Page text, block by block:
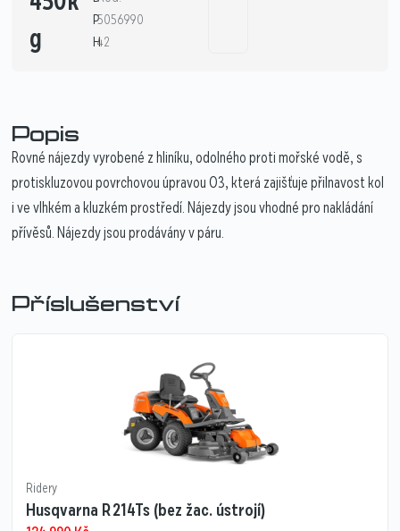
g
P
H
5056990
42
Popis
Rovné nájezdy vyrobené z hliníku, odolného proti mořské vodě, s
protiskluzovou povrchovou úpravou O3, která zajišťuje přilnavost kol
i ve vlhkém a kluzkém prostředí. Nájezdy jsou vhodné pro nakládání
přívěsů. Nájezdy jsou prodávány v páru.
Příslušenství
Ridery
Husqvarna R 214Ts (bez žac. ústrojí)